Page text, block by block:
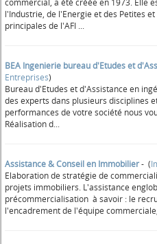
l'Industrie, de l'Energie et des Petites
principales de l'AFI ...
BEA Ingenierie bureau d'Etudes et
Entreprises)
Bureau d'Etudes et d'Assistance en
des experts dans plusieurs disciplines
performances de votre société nous
Réalisation d...
Assistance & Conseil en Immobilier- (
Elaboration de stratégie de
projets immobiliers. L'assistance
précommercialisation à savoir : le
l'encadrement de l'équipe commerciale,